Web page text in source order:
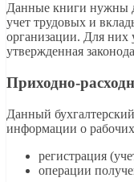
Данные книги нужны
учет трудовых и
организации. Для них
утвержденная
Приходно-
Данный
информации о
регистрация
операции